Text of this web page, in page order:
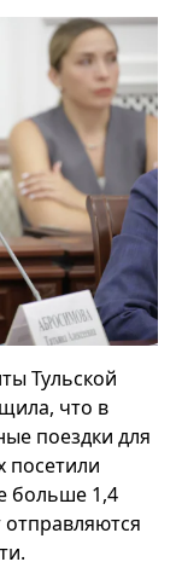
Тульской
что в
поездки для
посетили
больше 1,4
отправляются